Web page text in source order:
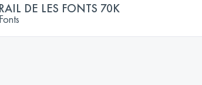
DE LES FONTS 70K